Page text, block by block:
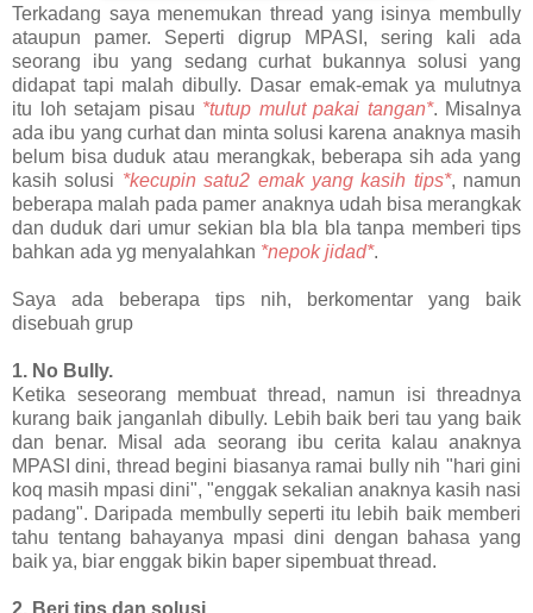
Terkadang saya menemukan thread yang isinya membully
ataupun pamer. Seperti digrup MPASI, sering kali ada
seorang ibu yang sedang curhat bukannya solusi yang
didapat tapi malah dibully. Dasar emak-emak ya mulutnya
itu loh setajam pisau *tutup mulut pakai tangan*. Misalnya
ada ibu yang curhat dan minta solusi karena anaknya masih
belum bisa duduk atau merangkak, beberapa sih ada yang
kasih solusi *kecupin satu2 emak yang kasih tips*, namun
beberapa malah pada pamer anaknya udah bisa merangkak
dan duduk dari umur sekian bla bla bla tanpa memberi tips
bahkan ada yg menyalahkan *nepok jidad*.
Saya ada beberapa tips nih, berkomentar yang baik
disebuah grup
1. No Bully.
Ketika seseorang membuat thread, namun isi threadnya
kurang baik janganlah dibully. Lebih baik beri tau yang baik
dan benar. Misal ada seorang ibu cerita kalau anaknya
MPASI dini, thread begini biasanya ramai bully nih "hari gini
koq masih mpasi dini", "enggak sekalian anaknya kasih nasi
padang". Daripada membully seperti itu lebih baik memberi
tahu tentang bahayanya mpasi dini dengan bahasa yang
baik ya, biar enggak bikin baper sipembuat thread.
2. Beri tips dan solusi